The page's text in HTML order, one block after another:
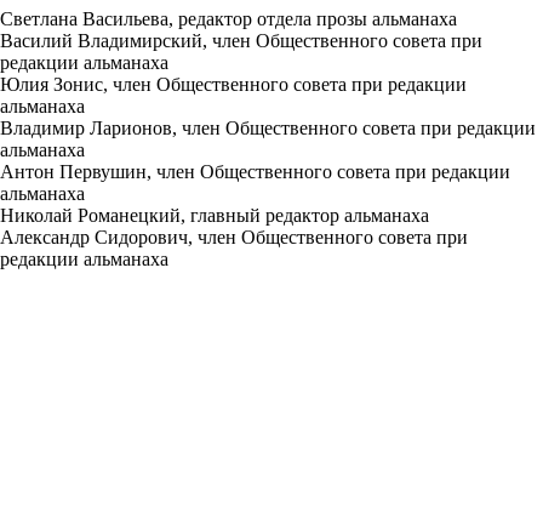
Светлана Васильева, редактор отдела прозы альманаха
Василий Владимирский, член Общественного совета при
редакции альманаха
Юлия Зонис, член Общественного совета при редакции
альманаха
Владимир Ларионов, член Общественного совета при редакции
альманаха
Антон Первушин, член Общественного совета при редакции
альманаха
Николай Романецкий, главный редактор альманаха
Александр Сидорович, член Общественного совета при
редакции альманаха